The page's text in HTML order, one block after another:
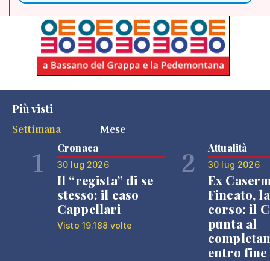
Più visti
Settimana
Mese
1 Cronaca
30 lug 2026
Il “regista” di se
stesso: il caso
Cappellari
Visto 19.188 volte
2 Attualità
30 lug 2026
Ex
Fincato,
corso: il
punta al
entro fine